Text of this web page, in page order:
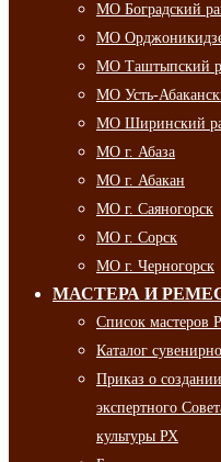
МО Боградский
МО
МО Таштыпский
МО Усть-
МО Ширинский
МО г. Абаза
МО г. Абакан
МО г. Саяногорск
МО г. Сорск
МО г. Черногорск
МАСТЕРА И
Список мастеров
Каталог
Приказ о
экспертного
культуры РХ